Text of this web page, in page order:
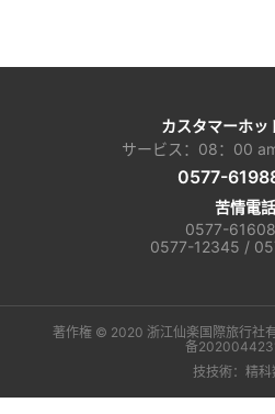
カスタマーホッ
サービス：08：00
0577-
苦情電話
0577-
0577-12345 /
著作権 © 2020 浙江仙楽国際旅行社
备
技技術：精科